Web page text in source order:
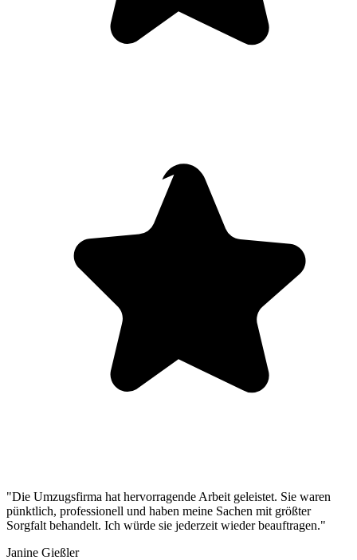
"Die Umzugsfirma hat hervorragende Arbeit geleistet. Sie waren
pünktlich, professionell und haben meine Sachen mit größter
Sorgfalt behandelt. Ich würde sie jederzeit wieder beauftragen."
Janine Gießler